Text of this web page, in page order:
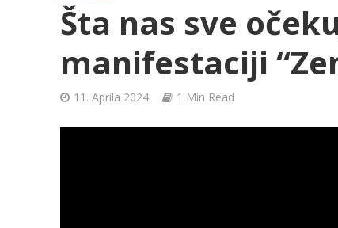
Šta nas sve
manifestaciji
11. Aprila 2024. 1 Min Read